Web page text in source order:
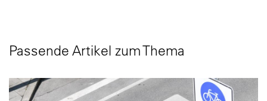
Passende Artikel zum Thema